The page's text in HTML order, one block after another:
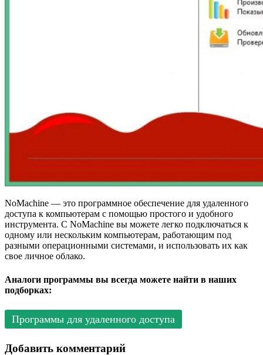
NoMachine — это программное обеспечение для удаленного
доступа к компьютерам с помощью простого и удобного
инструмента. С NoMachine вы можете легко подключаться к
одному или нескольким компьютерам, работающим под
разными операционными системами, и использовать их как
свое личное облако.
Аналоги программы вы всегда можете найти в наших
подборках:
Программы для удаленного доступа
Добавить комментарий